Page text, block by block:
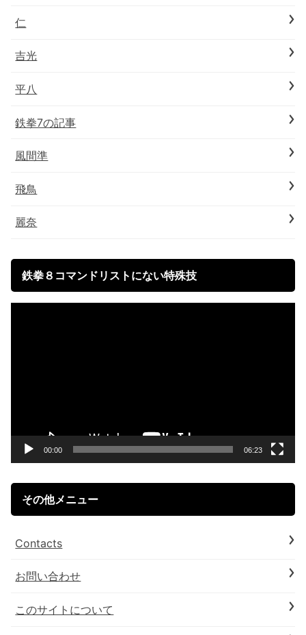
仁
吉光
平八
鉄拳7の記事
風間準
飛鳥
麗奈
鉄拳８コマンドリストにない特殊技
00:00 06:23
その他メニュー
Contacts
お問い合わせ
このサイトについて